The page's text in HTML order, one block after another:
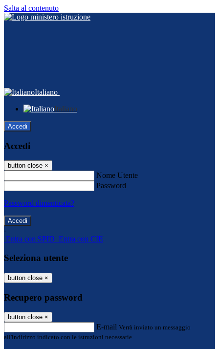
Salta al contenuto
Italiano
Italiano
Accedi
Accedi
button close ×
Nome Utente
Password
Password dimenticata?
-
Entra con SPID Entra con CIE
Seleziona utente
button close ×
Recupero password
button close ×
E-mail Verrà inviato un messaggio
all'indirizzo indicato con le istruzioni necessarie.